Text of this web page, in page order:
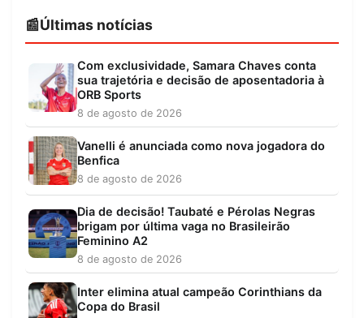
Últimas notícias
Com exclusividade, Samara Chaves conta
sua trajetória e decisão de aposentadoria à
ORB Sports
8 de agosto de 2026
Vanelli é anunciada como nova jogadora do
Benfica
8 de agosto de 2026
Dia de decisão! Taubaté e Pérolas Negras
brigam por última vaga no Brasileirão
Feminino A2
8 de agosto de 2026
Inter elimina atual campeão Corinthians da
Copa do Brasil